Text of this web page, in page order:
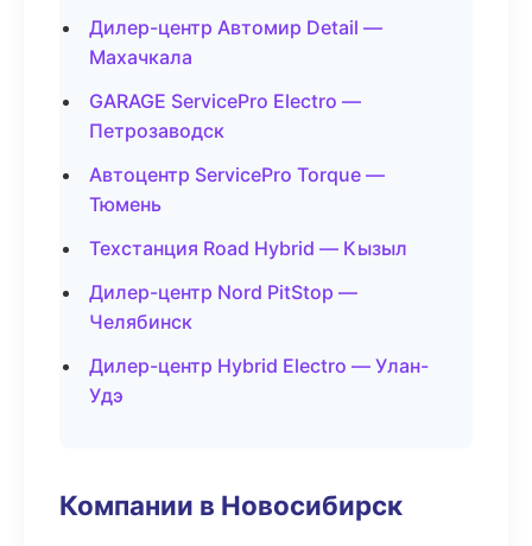
Дилер-центр Автомир Detail —
Махачкала
GARAGE ServicePro Electro —
Петрозаводск
Автоцентр ServicePro Torque —
Тюмень
Техстанция Road Hybrid — Кызыл
Дилер-центр Nord PitStop —
Челябинск
Дилер-центр Hybrid Electro — Улан-
Удэ
Компании в Новосибирск